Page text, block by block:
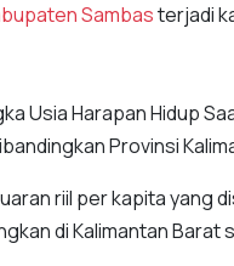
Sambasterjadi
Usia Harapan Hidup
Provinsi
riil per kapita yang
di Kalimantan Barat